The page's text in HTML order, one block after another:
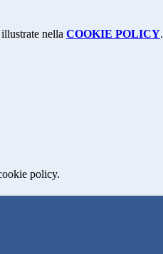
nella COOKIE POLICY.
policy.